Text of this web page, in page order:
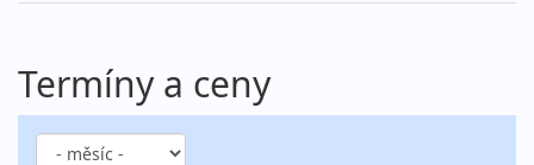
Termíny a ceny